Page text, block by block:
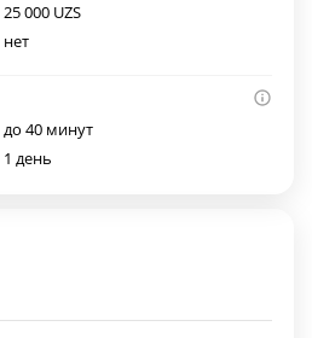
25 000 UZS
нет
до 40 минут
1 день